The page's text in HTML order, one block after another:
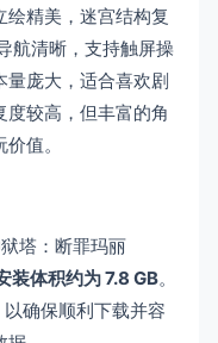
精美，迷宫结构复
航清晰，支持触屏操
量庞大，适合喜欢剧
较高，但丰富的角
值。
塔：断罪玛丽
装体积约为 7.8 GB。
确保顺利下载并容